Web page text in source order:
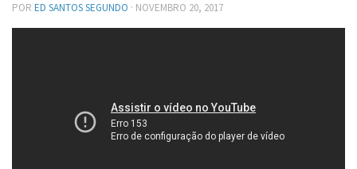
POR ED SANTOS SEGUNDO · NOVEMBRO 20, 2017